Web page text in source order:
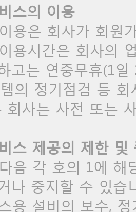
스의 이용
용은 회사가 회원
용시간은 회사의
고는 연중무휴(1
의 정기점검 등
회사는 사전 또는
스 제공의 제한 및
음 각 호의 1에 해
나 중지할 수 있습
설비의 보수, 정